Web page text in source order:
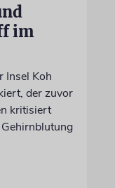
im
Insel Koh
der zuvor
kritisiert